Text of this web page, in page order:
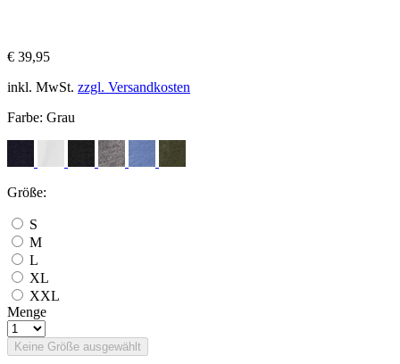
€ 39,95
inkl. MwSt. zzgl. Versandkosten
Farbe: Grau
Größe:
S
M
L
XL
XXL
Menge
Keine Größe ausgewählt